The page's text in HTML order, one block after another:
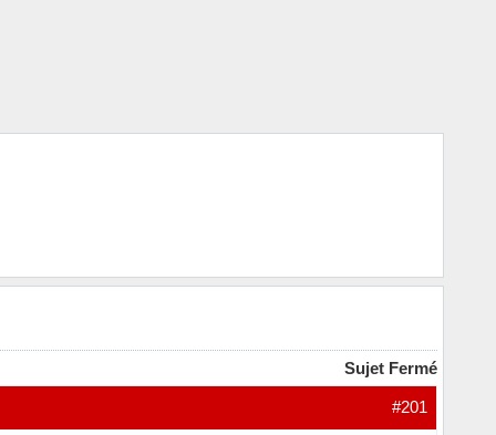
Sujet Fermé
#201